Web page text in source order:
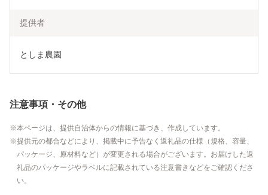
提供者
としま農園
注意事項・その他
本ページは、提供自治体からの情報に基づき、作成しています。
提供元の都合などにより、掲載中に予告なく返礼品の仕様（規格、容量、
パッケージ、原材料など）が変更される場合がございます。お届けした返
礼品のパッケージやラベルに記載されている注意書きなどをご確認くださ
い。